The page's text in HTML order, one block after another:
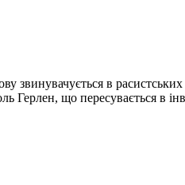
звинувачується в
Герлен, що пересувається в